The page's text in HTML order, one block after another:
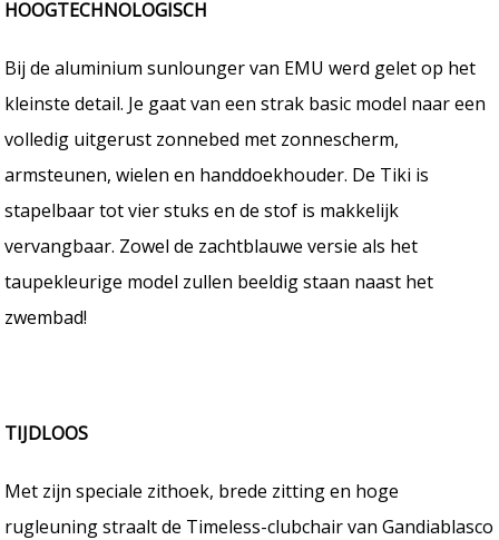
HOOGTECHNOLOGISCH
Bij de aluminium sunlounger van EMU werd gelet op het
kleinste detail. Je gaat van een strak basic model naar een
volledig uitgerust zonnebed met zonnescherm,
armsteunen, wielen en handdoekhouder. De Tiki is
stapelbaar tot vier stuks en de stof is makkelijk
vervangbaar. Zowel de zachtblauwe versie als het
taupekleurige model zullen beeldig staan naast het
zwembad!
TIJDLOOS
Met zijn speciale zithoek, brede zitting en hoge
rugleuning straalt de Timeless-clubchair van Gandiablasco